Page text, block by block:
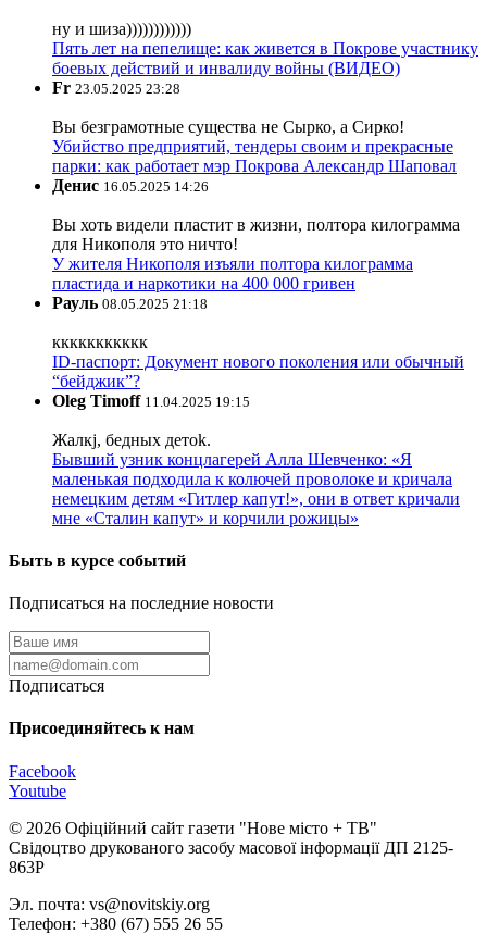
ну и шиза))))))))))))
Пять лет на пепелище: как живется в Покрове участнику
боевых действий и инвалиду войны (ВИДЕО)
Fr 23.05.2025 23:28
Вы безграмотные существа не Сырко, а Сирко!
Убийство предприятий, тендеры своим и прекрасные
парки: как работает мэр Покрова Александр Шаповал
Денис 16.05.2025 14:26
Вы хоть видели пластит в жизни, полтора килограмма
для Никополя это ничто!
У жителя Никополя изъяли полтора килограмма
пластида и наркотики на 400 000 гривен
Рауль 08.05.2025 21:18
ккккккккккк
ID-паспорт: Документ нового поколения или обычный
“бейджик”?
Oleg Timoff 11.04.2025 19:15
Жалкj, бедных детok.
Бывший узник концлагерей Алла Шевченко: «Я
маленькая подходила к колючей проволоке и кричала
немецким детям «Гитлер капут!», они в ответ кричали
мне «Сталин капут» и корчили рожицы»
Быть в курсе событий
Подписаться на последние новости
Подписаться
Присоединяйтесь к нам
Facebook
Youtube
© 2026 Офіційний сайт газети "Нове мiсто + ТВ"
Свідоцтво друкованого засобу масової інформації ДП 2125-
863Р
Эл. почта: vs@novitskiy.org
Телефон: +380 (67) 555 26 55